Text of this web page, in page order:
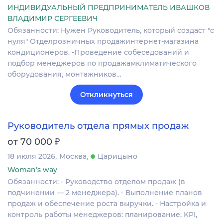
ИНДИВИДУАЛЬНЫЙ ПРЕДПРИНИМАТЕЛЬ ИВАШКОВ
ВЛАДИМИР СЕРГЕЕВИЧ
Обязанности: Нужен Руководитель, который создаст "с
нуля" Отделрозничных продажинтернет-магазина
кондиционеров. -Проведение собеседований и
подбор менеджеров по продажамклиматического
оборудования, монтажников…
Откликнуться
Руководитель отдела прямых продаж
от 70 000 ₽
18 июля 2026 Москва
Царицыно
Woman’s way
Обязанности: - Руководство отделом продаж (в
подчинении — 2 менеджера). - Выполнение планов
продаж и обеспечение роста выручки. - Настройка и
контроль работы менеджеров: планирование, KPI,